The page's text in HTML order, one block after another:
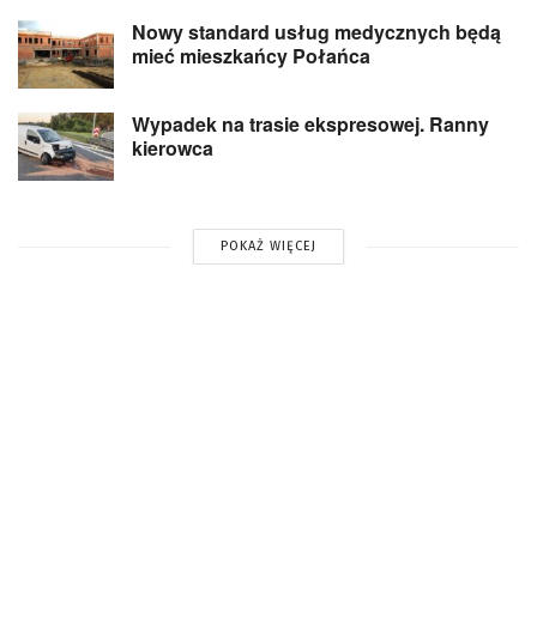
Nowy standard usług medycznych będą
mieć mieszkańcy Połańca
Wypadek na trasie ekspresowej. Ranny
kierowca
POKAŻ WIĘCEJ